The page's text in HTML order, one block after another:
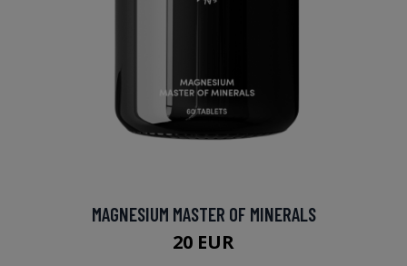
MAGNESIUM MASTER OF MINERALS
20 EUR